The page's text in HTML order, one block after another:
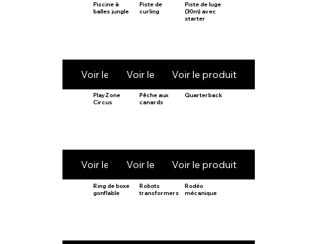
Piscine à
balles jungle
Voir le produit
Piste de
curling
Voir le produit
Piste de luge
(30m) avec
starter
Voir le produit
PlayZone
Circus
Voir le produit
Pêche aux
canards
Voir le produit
Quarterback
Voir le produit
Ring de boxe
gonflable
Robots
transformers
Rodéo
mécanique